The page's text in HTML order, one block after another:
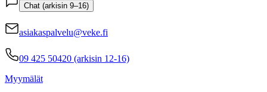
Chat (arkisin 9–16)
asiakaspalvelu@veke.fi
09 425 50420 (arkisin 12-16)
Myymälät